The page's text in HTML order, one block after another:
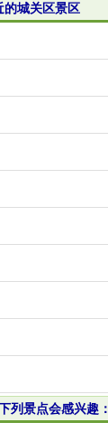
的城关区景区
列景点会感兴趣：